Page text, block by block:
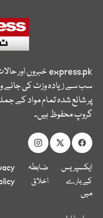
express.pkخبروں اور
سب سے زیادہ وزٹ کی
پر شائع شدہ تمام مواد کے
گروپ محفوظ ہیں۔
ایکسپریس
کے بارے
میں
ضابطہ
اخلاق